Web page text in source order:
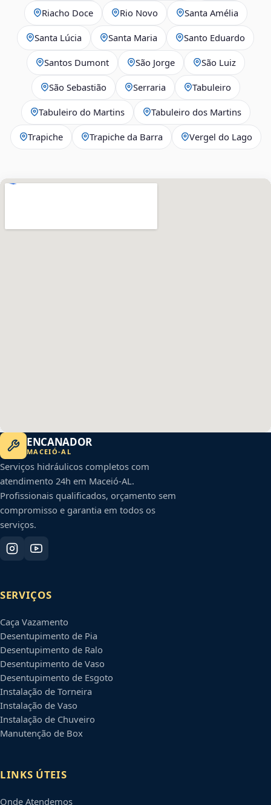
Riacho Doce Rio Novo Santa Amélia
Santa Lúcia Santa Maria Santo Eduardo
Santos Dumont São Jorge São Luiz
São Sebastião Serraria Tabuleiro
Tabuleiro do Martins Tabuleiro dos Martins
Trapiche Trapiche da Barra Vergel do Lago
ENCANADOR
MACEIÓ-AL
Serviços hidráulicos completos com
atendimento 24h em Maceió-AL.
Profissionais qualificados, orçamento sem
compromisso e garantia em todos os
serviços.
SERVIÇOS
Caça Vazamento
Desentupimento de Pia
Desentupimento de Ralo
Desentupimento de Vaso
Desentupimento de Esgoto
Instalação de Torneira
Instalação de Vaso
Instalação de Chuveiro
Manutenção de Box
LINKS ÚTEIS
Onde Atendemos